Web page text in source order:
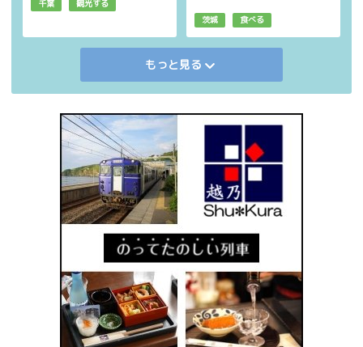
千葉 観光する
茨城 食べる
もっと見る